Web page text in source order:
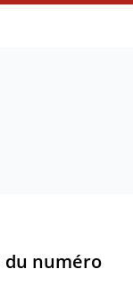
du numéro